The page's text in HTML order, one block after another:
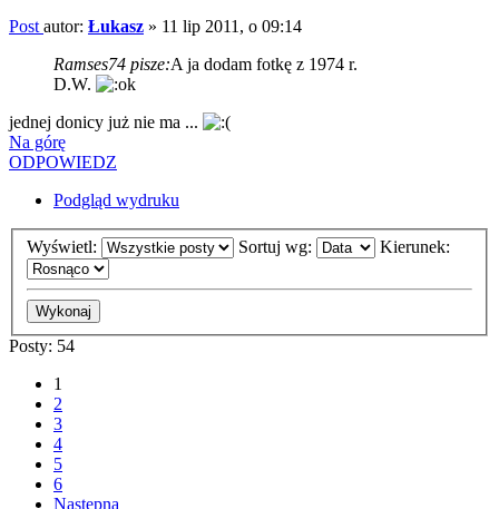
Post autor: Łukasz » 11 lip 2011, o 09:14
Ramses74 pisze:A ja dodam fotkę z 1974 r.
D.W.
jednej donicy już nie ma ...
Na górę
ODPOWIEDZ
Podgląd wydruku
Wyświetl: Sortuj wg: Kierunek:
Posty: 54
1
2
3
4
5
6
Następna